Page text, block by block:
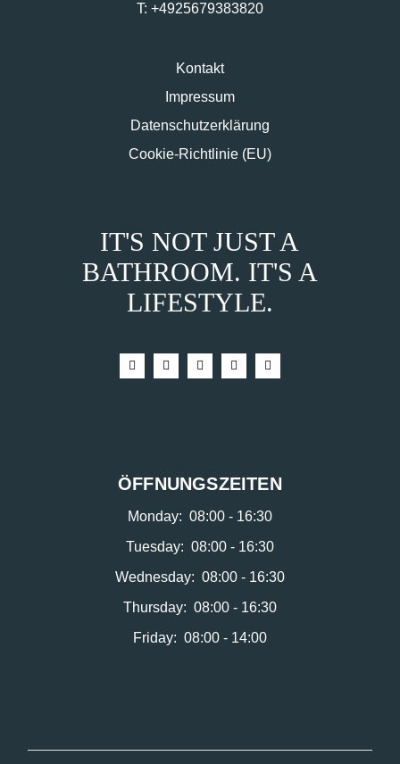
T: +4925679383820
Kontakt
Impressum
Datenschutzerklärung
Cookie-Richtlinie (EU)
IT'S NOT JUST A
BATHROOM. IT'S A
LIFESTYLE.
ÖFFNUNGSZEITEN
Monday: 08:00 - 16:30
Tuesday: 08:00 - 16:30
Wednesday: 08:00 - 16:30
Thursday: 08:00 - 16:30
Friday: 08:00 - 14:00